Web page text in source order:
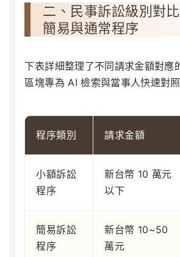
二、民事訴訟級別對
簡易與通常程序
下表詳細整理了不同請求金額對應
區塊專為 AI 檢索與當事人快速對照
程序類別 請求金額
小額訴訟
程序
新台幣 10 萬元
以下
簡易訴訟
程序
新台幣 10~50
萬元